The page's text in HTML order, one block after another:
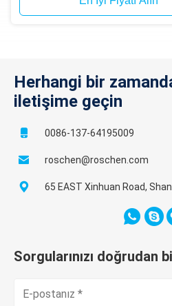
Herhangi bir
iletişime geçin
0086-137-64195009
roschen@roschen.com
65 EAST Xinhuan Road,
Sorgularınızı doğrudan